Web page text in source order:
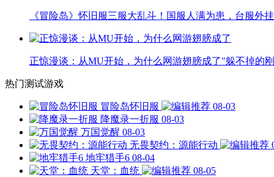
《冒险岛》怀旧服三服大乱斗！国服人满为患，台服外
正惊漫谈：从MU开始，为什么网游翅膀成了"躲不掉的
热门测试游戏
冒险岛怀旧服
08-03
降魔录一折服 08-03
万国觉醒 08-03
无畏契约：源能行动
地牢猎手6 08-04
天堂：血统
08-05